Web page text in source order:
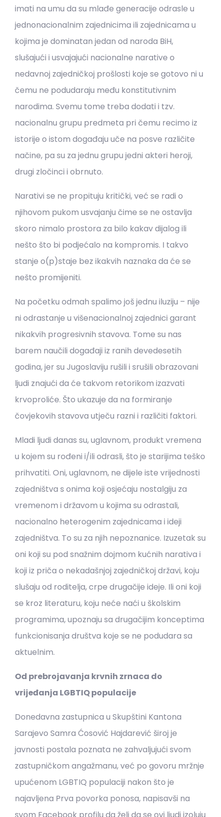
imati na umu da su mlađe generacije odrasle u
jednonacionalnim zajednicima ili zajednicama u
kojima je dominatan jedan od naroda BiH,
slušajući i usvajajući nacionalne narative o
nedavnoj zajedničkoj prošlosti koje se gotovo ni u
čemu ne podudaraju među konstitutivnim
narodima. Svemu tome treba dodati i tzv.
nacionalnu grupu predmeta pri čemu recimo iz
istorije o istom događaju uče na posve različite
načine, pa su za jednu grupu jedni akteri heroji,
drugi zločinci i obrnuto.
Narativi se ne propituju kritički, već se radi o
njihovom pukom usvajanju čime se ne ostavlja
skoro nimalo prostora za bilo kakav dijalog ili
nešto što bi podjećalo na kompromis. I takvo
stanje o(p)staje bez ikakvih naznaka da će se
nešto promijeniti.
Na početku odmah spalimo još jednu iluziju – nije
ni odrastanje u višenacionalnoj zajednici garant
nikakvih progresivnih stavova. Tome su nas
barem naučili događaji iz ranih devedesetih
godina, jer su Jugoslaviju rušili i srušili obrazovani
ljudi znajući da će takvom retorikom izazvati
krvoproliće. Što ukazuje da na formiranje
čovjekovih stavova utječu razni i različiti faktori.
Mladi ljudi danas su, uglavnom, produkt vremena
u kojem su rođeni i/ili odrasli, što je starijima teško
prihvatiti. Oni, uglavnom, ne dijele iste vrijednosti
zajedništva s onima koji osjećaju nostalgiju za
vremenom i državom u kojima su odrastali,
nacionalno heterogenim zajednicama i ideji
zajedništva. To su za njih nepoznanice. Izuzetak su
oni koji su pod snažnim dojmom kućnih narativa i
koji iz priča o nekadašnjoj zajedničkoj državi, koju
slušaju od roditelja, crpe drugačije ideje. Ili oni koji
se kroz literaturu, koju neće naći u školskim
programima, upoznaju sa drugačijim konceptima
funkcionisanja društva koje se ne podudara sa
aktuelnim.
Od prebrojavanja krvnih zrnaca do
vrijeđanja LGBTIQ populacije
Donedavna zastupnica u Skupštini Kantona
Sarajevo Samra Ćosović Hajdarević široj je
javnosti postala poznata ne zahvaljujući svom
zastupničkom angažmanu, već po govoru mržnje
upućenom LGBTIQ populaciji nakon što je
najavljena Prva povorka ponosa, napisavši na